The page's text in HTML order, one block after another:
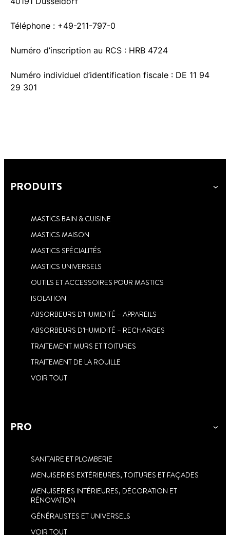
Téléphone : +49-211-797-0
Numéro d’inscription au RCS : HRB 4724
Numéro individuel d’identification fiscale : DE 11 94
29 301
PRODUITS
MASTICS BAIN & CUISINE
MASTICS MAISON
MASTICS SPÉCIALITÉS
MASTICS UNIVERSELS
OUTILS ET ACCESSOIRES POUR MASTICS
ISOLATION
ABSORBEURS D'HUMIDITÉ – APPAREILS
ABSORBEURS D'HUMIDITÉ – RECHARGES
TRAITEMENT MURS ET TOITURES
TRAITEMENT DE LA ROUILLE
VOIR TOUT
PRO
SANITAIRE ET PLOMBERIE
MENUISERIES EXTÉRIEURES, TOITURES ET FAÇADES
MENUISERIES INTÉRIEURES, DÉCORATION ET
RÉNOVATION
GÉNÉRALISTES ET UNIVERSELS
VOIR TOUT